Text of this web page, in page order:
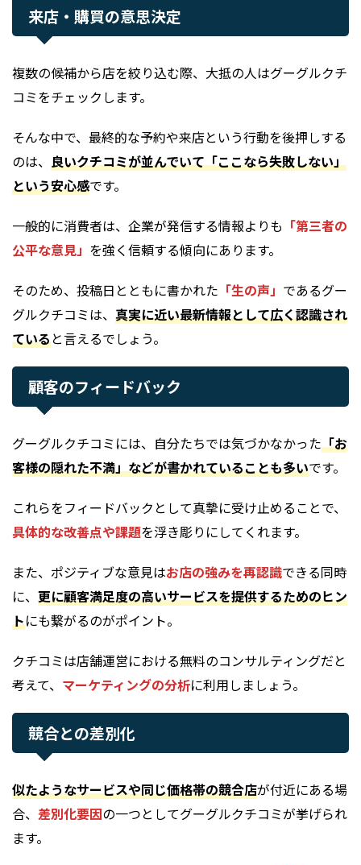
来店・購買の意思決定
複数の候補から店を絞り込む際、大抵の人はグーグルクチ
コミをチェックします。
そんな中で、最終的な予約や来店という行動を後押しする
のは、 良いクチコミが並んでいて「ここなら失敗しない」
という安心感です。
一般的に消費者は、企業が発信する情報よりも 「第三者の
公平な意見」 を強く信頼する傾向にあります。
そのため、投稿日とともに書かれた 「生の声」 であるグー
グルクチコミは、 真実に近い最新情報として広く認識され
ていると言えるでしょう。
顧客のフィードバック
グーグルクチコミには、自分たちでは気づかなかった「お
客様の隠れた不満」などが書かれていることも多いです。
これらをフィードバックとして真摯に受け止めることで、
具体的な改善点や課題を浮き彫りにしてくれます。
また、ポジティブな意見はお店の強みを再認識できる同時
に、 更に顧客満足度の高いサービスを提供するためのヒン
トにも繋がるのがポイント。
クチコミは店舗運営における無料のコンサルティングだと
考えて、 マーケティングの分析に利用しましょう。
競合との差別化
似たようなサービスや同じ価格帯の競合店が付近にある場
合、 差別化要因の一つとしてグーグルクチコミが挙げられ
ます。